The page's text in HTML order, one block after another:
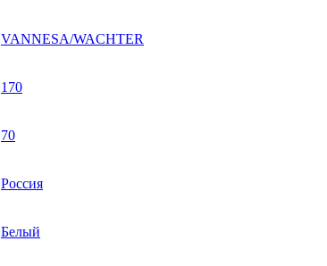
VANNESA/WACHTER
170
70
Россия
Белый